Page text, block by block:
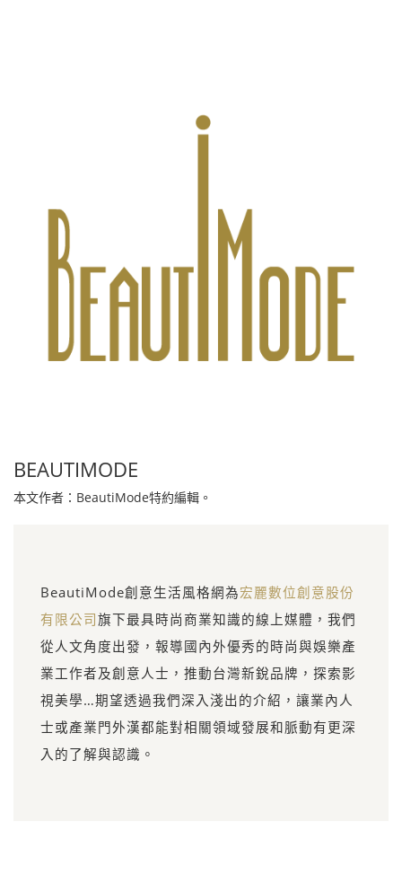
BEAUTIMODE
本文作者：BeautiMode特約編輯。
BeautiMode創意生活風格網為宏麗數位創意股份
有限公司旗下最具時尚商業知識的線上媒體，我們
從人文角度出發，報導國內外優秀的時尚與娛樂產
業工作者及創意人士，推動台灣新銳品牌，探索影
視美學…期望透過我們深入淺出的介紹，讓業內人
士或產業門外漢都能對相關領域發展和脈動有更深
入的了解與認識。